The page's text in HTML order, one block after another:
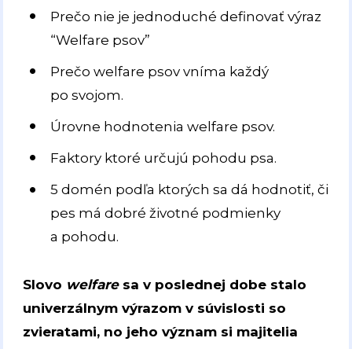
Prečo nie je jednoduché definovať výraz
“Welfare psov”
Prečo welfare psov vníma každý
po svojom.
Úrovne hodnotenia welfare psov.
Faktory ktoré určujú pohodu psa.
5 domén podľa ktorých sa dá hodnotiť, či
pes má dobré životné podmienky
a pohodu.
Slovo welfaresa v poslednej dobe stalo
univerzálnym výrazom v súvislosti so
zvieratami, no jeho význam si majitelia